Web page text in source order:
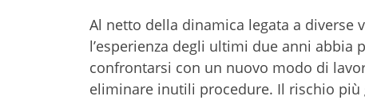
Al netto della dinamica legata a
l’esperienza degli ultimi due anni
confrontarsi con un nuovo modo di
eliminare inutili procedure. Il rischio più